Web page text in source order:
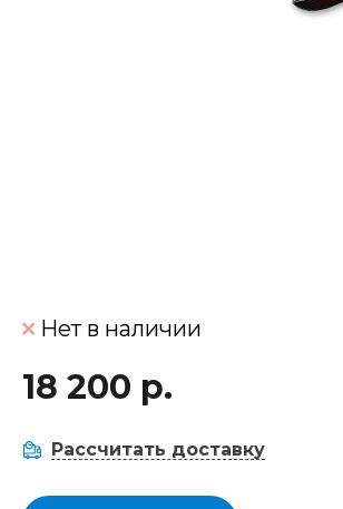
Нет в наличии
18 200 р.
Рассчитать доставку